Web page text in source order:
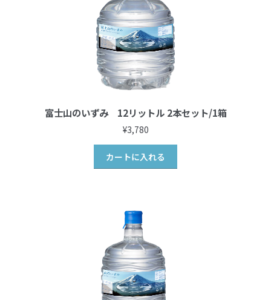
富士山のいずみ 12リットル 2本セット/1箱
¥3,780
カートに入れる